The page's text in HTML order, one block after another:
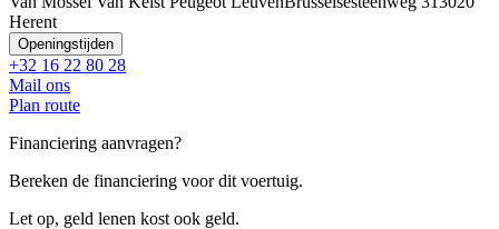
Herent
Openingstijden
+32 16 22 80 28
Mail ons
Plan route
Financiering aanvragen?
Bereken de financiering voor dit voertuig.
Let op, geld lenen kost ook geld.